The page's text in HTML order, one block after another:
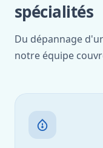
spécialités
Du dépannage
notre équipe